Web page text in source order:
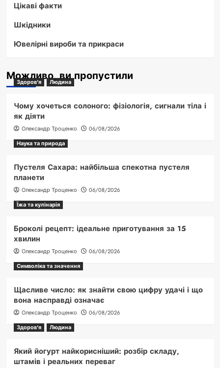
Цікаві факти
Шкідники
Ювелірні вироби та прикраси
Можливо, ви пропустили
Здоров'я Людина
Чому хочеться солоного: фізіологія, сигнали тіла і
як діяти
Олександр Троценко
06/08/2026
Наука та природа
Пустеля Сахара: найбільша спекотна пустеля
планети
Олександр Троценко
06/08/2026
Їжа та кулінарія
Броколі рецепт: ідеальне приготування за 15
хвилин
Олександр Троценко
06/08/2026
Символіка та значення
Щасливе число: як знайти свою цифру удачі і що
вона насправді означає
Олександр Троценко
06/08/2026
Здоров'я
Людина
Який йогурт найкорисніший: розбір складу,
штамів і реальних переваг